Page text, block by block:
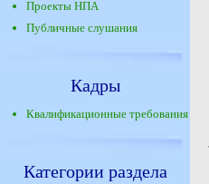
Проекты НПА
Публичные слушания
Кадры
Квалификационные требования
Категории раздела